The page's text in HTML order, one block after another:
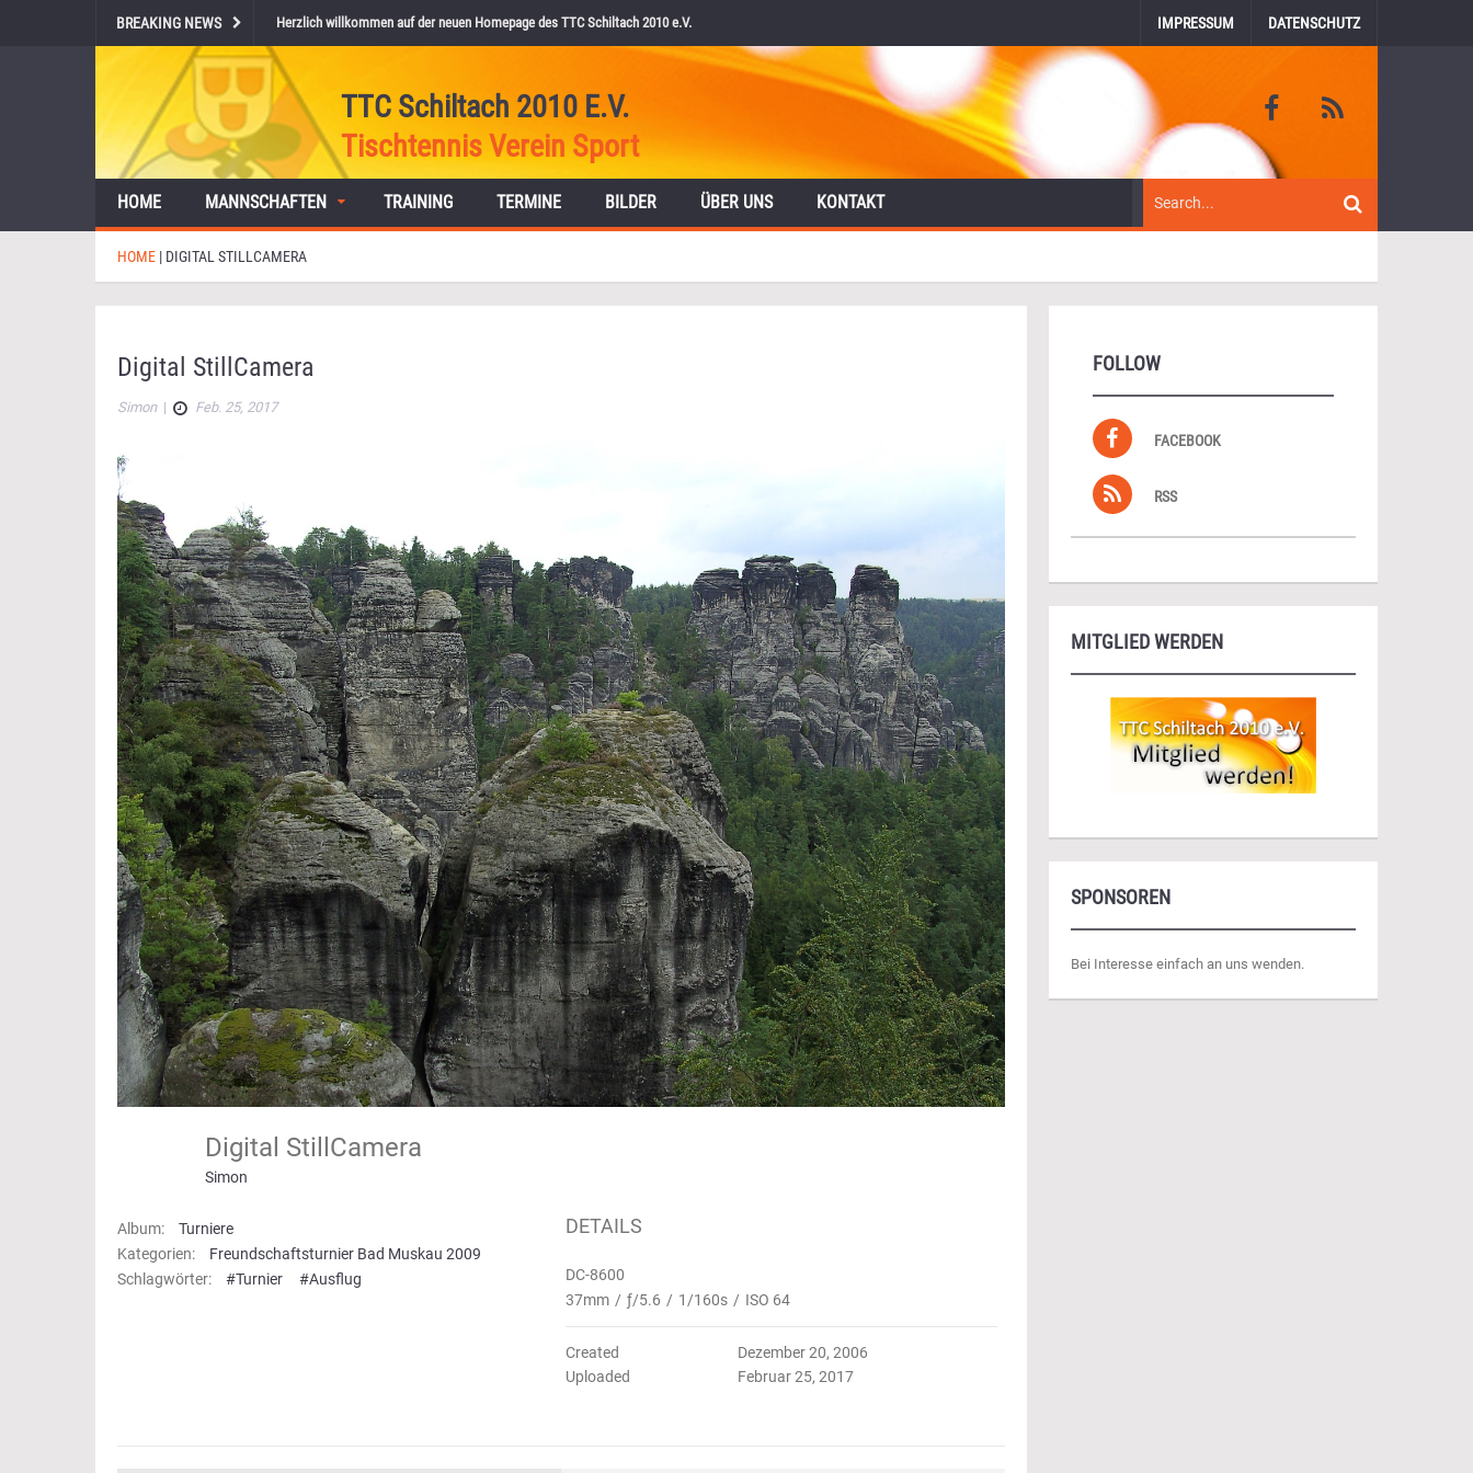
BREAKING NEWS Herzlich willkommen auf der neuen Homepage des TTC Schiltach 2010 e.V. IMPRESSUM DATENSCHUTZ
TTC Schiltach 2010 E.V.
Tischtennis Verein Sport
HOME MANNSCHAFTEN TRAINING TERMINE BILDER ÜBER UNS KONTAKT
HOME | DIGITAL STILLCAMERA
Digital StillCamera
Simon| Feb. 25, 2017
Digital StillCamera
Simon
Album:
Turniere
Kategorien:
Freundschaftsturnier Bad Muskau 2009
Schlagwörter:
#Turnier #Ausflug
DETAILS
DC-8600
37mm / ƒ/5.6 / 1/160s / ISO 64
Created
Dezember 20, 2006
Uploaded
Februar 25, 2017
FOLLOW
FACEBOOK
RSS
MITGLIED WERDEN
SPONSOREN
Bei Interesse einfach an uns wenden.